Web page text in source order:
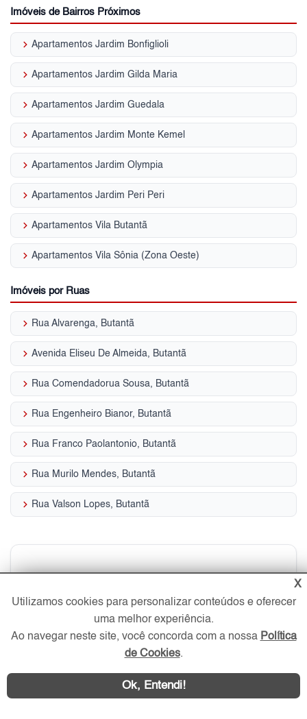
Imóveis de Bairros Próximos
keyboard_arrow_right Apartamentos Jardim Bonfiglioli
keyboard_arrow_right Apartamentos Jardim Gilda Maria
keyboard_arrow_right Apartamentos Jardim Guedala
keyboard_arrow_right Apartamentos Jardim Monte Kemel
keyboard_arrow_right Apartamentos Jardim Olympia
keyboard_arrow_right Apartamentos Jardim Peri Peri
keyboard_arrow_right Apartamentos Vila Butantã
keyboard_arrow_right Apartamentos Vila Sônia (Zona Oeste)
Imóveis por Ruas
keyboard_arrow_right Rua Alvarenga, Butantã
keyboard_arrow_right Avenida Eliseu De Almeida, Butantã
keyboard_arrow_right Rua Comendadorua Sousa, Butantã
keyboard_arrow_right Rua Engenheiro Bianor, Butantã
keyboard_arrow_right Rua Franco Paolantonio, Butantã
keyboard_arrow_right Rua Murilo Mendes, Butantã
keyboard_arrow_right Rua Valson Lopes, Butantã
Apartamentos no Butantã,
Zona Oeste - SP
X
Utilizamos cookies para personalizar conteúdos e oferecer
uma melhor experiência.
Ao navegar neste site, você concorda com a nossa Política
de Cookies.
Ok, Entendi!